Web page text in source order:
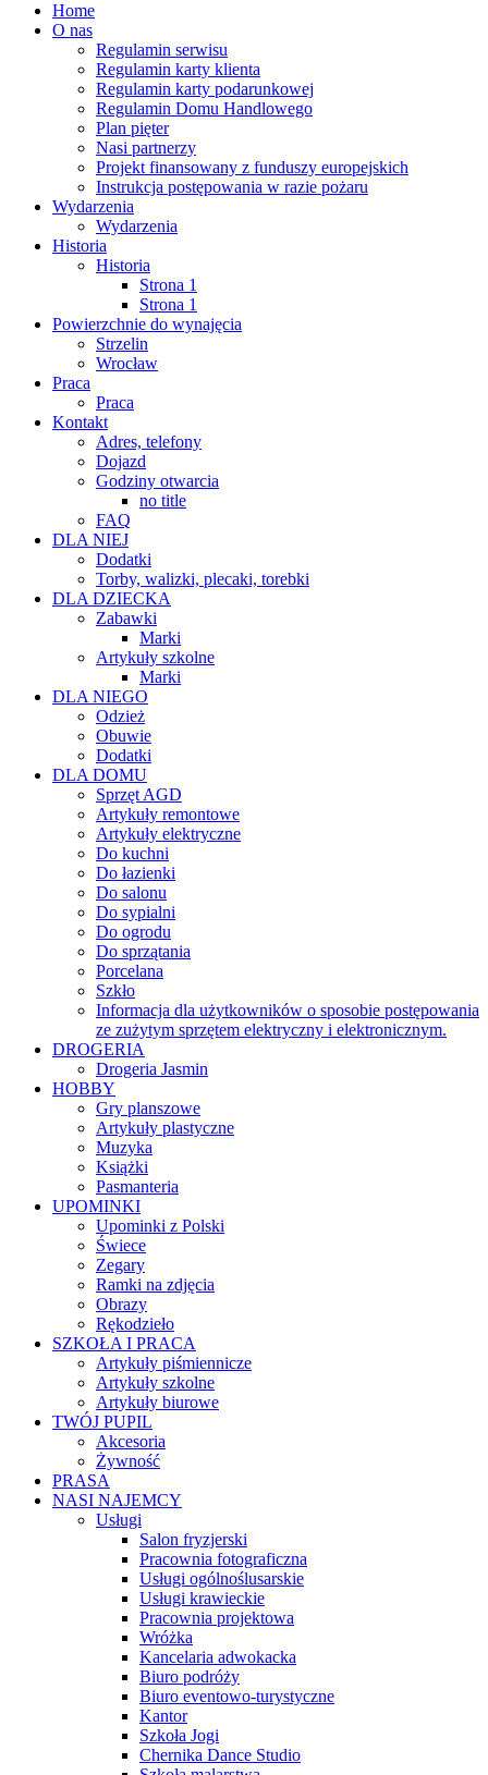
Home
O nas
Regulamin serwisu
Regulamin karty klienta
Regulamin karty podarunkowej
Regulamin Domu Handlowego
Plan pięter
Nasi partnerzy
Projekt finansowany z funduszy europejskich
Instrukcja postępowania w razie pożaru
Wydarzenia
Wydarzenia
Historia
Historia
Strona 1
Strona 1
Powierzchnie do wynajęcia
Strzelin
Wrocław
Praca
Praca
Kontakt
Adres, telefony
Dojazd
Godziny otwarcia
no title
FAQ
DLA NIEJ
Dodatki
Torby, walizki, plecaki, torebki
DLA DZIECKA
Zabawki
Marki
Artykuły szkolne
Marki
DLA NIEGO
Odzież
Obuwie
Dodatki
DLA DOMU
Sprzęt AGD
Artykuły remontowe
Artykuły elektryczne
Do kuchni
Do łazienki
Do salonu
Do sypialni
Do ogrodu
Do sprzątania
Porcelana
Szkło
Informacja dla użytkowników o sposobie postępowania
ze zużytym sprzętem elektryczny i elektronicznym.
DROGERIA
Drogeria Jasmin
HOBBY
Gry planszowe
Artykuły plastyczne
Muzyka
Książki
Pasmanteria
UPOMINKI
Upominki z Polski
Świece
Zegary
Ramki na zdjęcia
Obrazy
Rękodzieło
SZKOŁA I PRACA
Artykuły piśmiennicze
Artykuły szkolne
Artykuły biurowe
TWÓJ PUPIL
Akcesoria
Żywność
PRASA
NASI NAJEMCY
Usługi
Salon fryzjerski
Pracownia fotograficzna
Usługi ogólnoślusarskie
Usługi krawieckie
Pracownia projektowa
Wróżka
Kancelaria adwokacka
Biuro podróży
Biuro eventowo-turystyczne
Kantor
Szkoła Jogi
Chernika Dance Studio